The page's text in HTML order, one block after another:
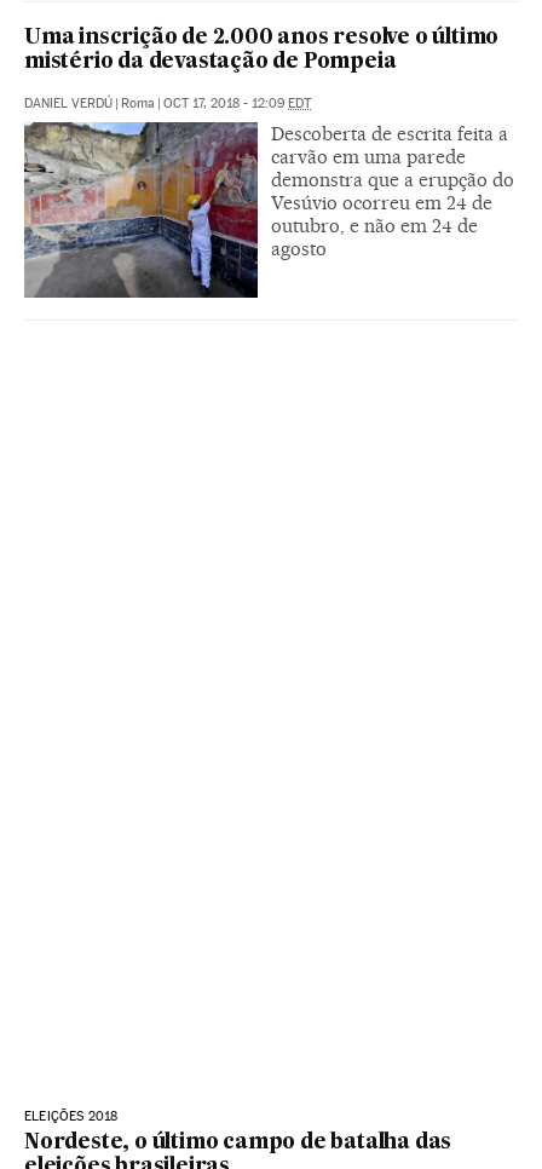
Uma inscrição de 2.000 anos resolve o último
mistério da devastação de Pompeia
DANIEL VERDÚ | Roma | OCT 17, 2018 - 12:09 EDT
Descoberta de escrita feita a
carvão em uma parede
demonstra que a erupção do
Vesúvio ocorreu em 24 de
outubro, e não em 24 de
agosto
ELEIÇÕES 2018
Nordeste, o último campo de batalha das